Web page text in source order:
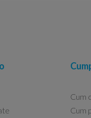
Cum
Cum